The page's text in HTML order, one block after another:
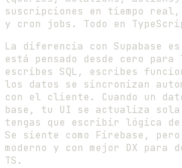
suscripciones en tiempo
y cron jobs. Todo en
La diferencia con Supabase es
está pensado desde cero
escribes SQL, escribes
los datos se sincronizan
con el cliente. Cuando un
base, tu UI se actualiza
tengas que escribir lógica
Se siente como Firebase, pero
moderno y con mejor DX para
TS.